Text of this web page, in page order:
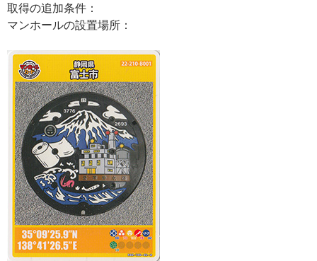
取得の追加条件：
マンホールの設置場所：